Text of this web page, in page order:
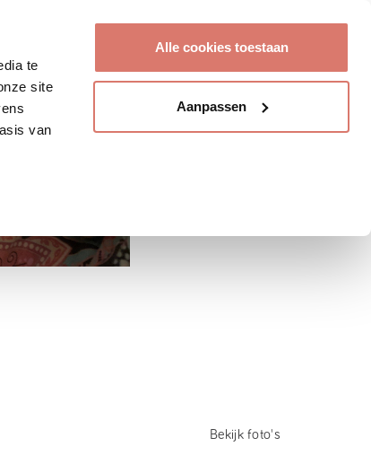
te
site
van
Alle cookies toestaan
Aanpassen
Bekijk foto's